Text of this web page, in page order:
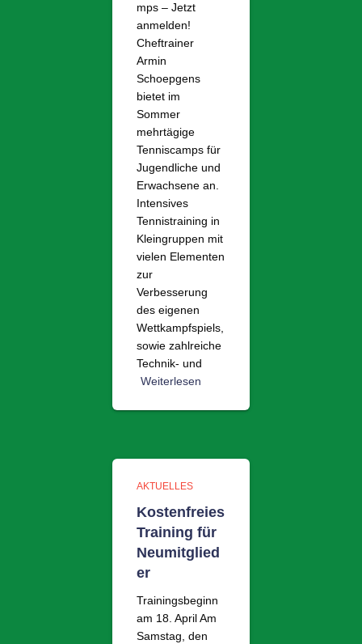
mps – Jetzt
anmelden!
Cheftrainer
Armin
Schoepgens
bietet im
Sommer
mehrtägige
Tenniscamps für
Jugendliche und
Erwachsene an.
Intensives
Tennistraining in
Kleingruppen mit
vielen Elementen
zur
Verbesserung
des eigenen
Wettkampfspiels,
sowie zahlreiche
Technik- und
Weiterlesen
AKTUELLES
Kostenfreies
Training für
Neumitglied
er
Trainingsbeginn
am 18. April Am
Samstag, den